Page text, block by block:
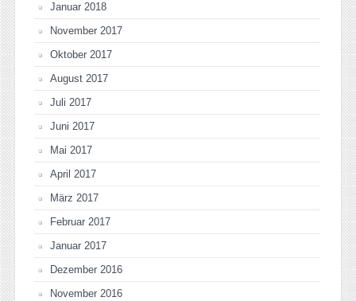
Januar 2018
November 2017
Oktober 2017
August 2017
Juli 2017
Juni 2017
Mai 2017
April 2017
März 2017
Februar 2017
Januar 2017
Dezember 2016
November 2016